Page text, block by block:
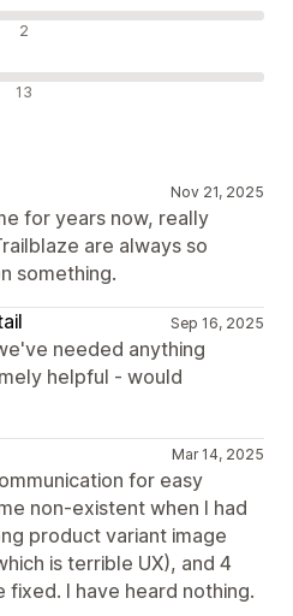
2
13
Nov 21, 2025
for years now, really
are always so
something.
Sep 16, 2025
needed anything
helpful - would
Mar 14, 2025
for easy
non-existent when I had
product variant image
is terrible UX), and 4
I have heard nothing.